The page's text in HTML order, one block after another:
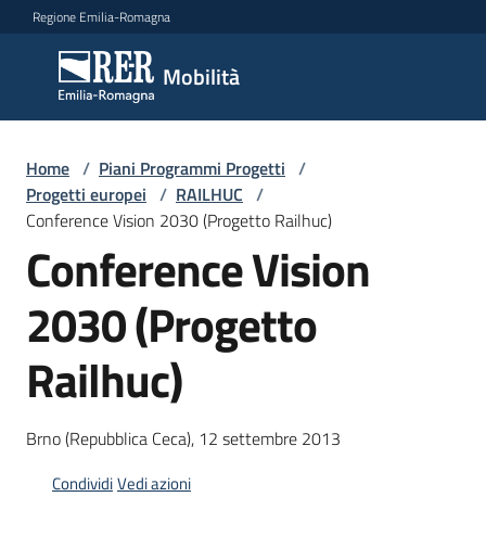
Vai al contenuto
Vai alla navigazione
Vai al footer
Regione Emilia-Romagna
Mobilità
Mobilità
Argomenti
Novità
Servizi
Leggi
Atti
Bandi
Home / Piani Programmi Progetti /
Progetti europei / RAILHUC /
Conference Vision 2030 (Progetto Railhuc)
Conference Vision
2030 (Progetto
Railhuc)
Brno (Repubblica Ceca), 12 settembre 2013
CondividiVedi azioni